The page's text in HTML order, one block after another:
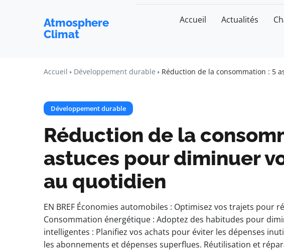
Atmosphere
Climat
Accueil Actualités
Accueil Développement durable Réduction de la consommation : 5
Développement durable
Réduction de la
astuces pour diminuer
au quotidien
EN BREF Économies automobiles : Optimisez vos trajets pour
Consommation énergétique : Adoptez des habitudes pour
intelligentes : Planifiez vos achats pour éviter les dépenses
les abonnements et dépenses superflues. Réutilisation et